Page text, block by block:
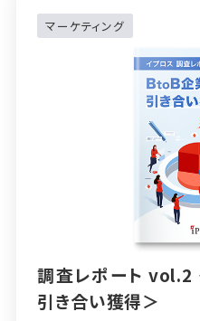
マーケティング
調査レポート vol.2
引き合い獲得＞